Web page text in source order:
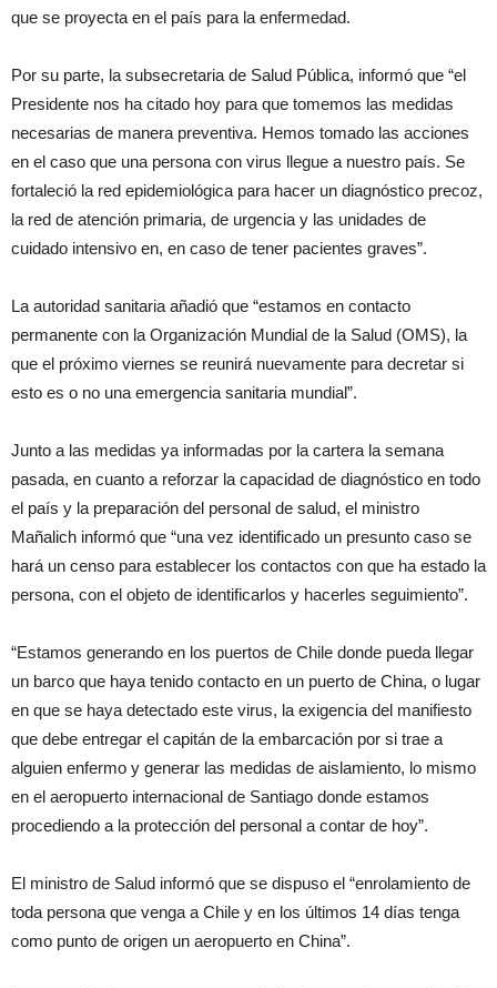
que se proyecta en el país para la enfermedad.
Por su parte, la subsecretaria de Salud Pública, informó que “el
Presidente nos ha citado hoy para que tomemos las medidas
necesarias de manera preventiva. Hemos tomado las acciones
en el caso que una persona con virus llegue a nuestro país. Se
fortaleció la red epidemiológica para hacer un diagnóstico precoz,
la red de atención primaria, de urgencia y las unidades de
cuidado intensivo en, en caso de tener pacientes graves”.
La autoridad sanitaria añadió que “estamos en contacto
permanente con la Organización Mundial de la Salud (OMS), la
que el próximo viernes se reunirá nuevamente para decretar si
esto es o no una emergencia sanitaria mundial”.
Junto a las medidas ya informadas por la cartera la semana
pasada, en cuanto a reforzar la capacidad de diagnóstico en todo
el país y la preparación del personal de salud, el ministro
Mañalich informó que “una vez identificado un presunto caso se
hará un censo para establecer los contactos con que ha estado la
persona, con el objeto de identificarlos y hacerles seguimiento”.
“Estamos generando en los puertos de Chile donde pueda llegar
un barco que haya tenido contacto en un puerto de China, o lugar
en que se haya detectado este virus, la exigencia del manifiesto
que debe entregar el capitán de la embarcación por si trae a
alguien enfermo y generar las medidas de aislamiento, lo mismo
en el aeropuerto internacional de Santiago donde estamos
procediendo a la protección del personal a contar de hoy”.
El ministro de Salud informó que se dispuso el “enrolamiento de
toda persona que venga a Chile y en los últimos 14 días tenga
como punto de origen un aeropuerto en China”.